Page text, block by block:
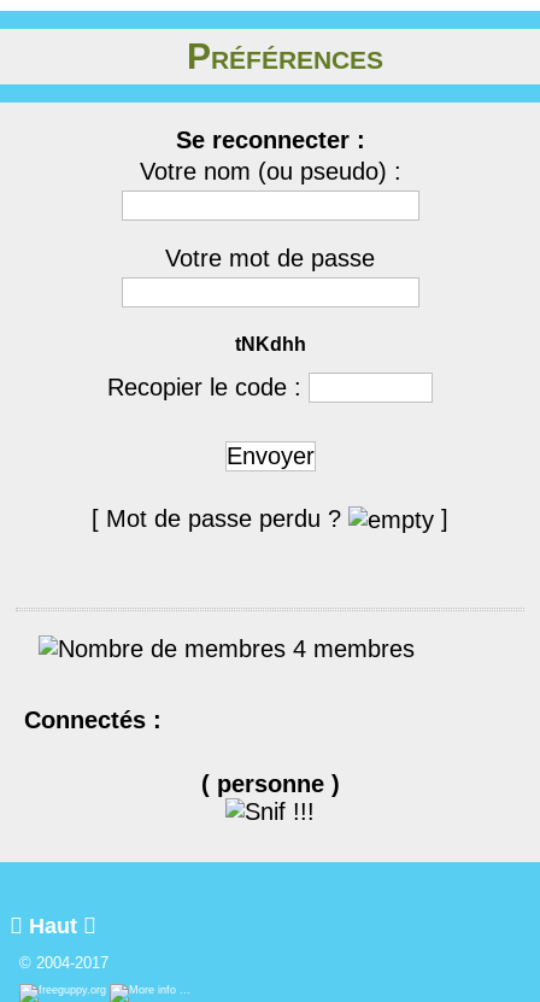
Préférences
Se reconnecter :
Votre nom (ou pseudo) :
Votre mot de passe
tNKdhh
Recopier le code :
Envoyer
[ Mot de passe perdu ? ]
4 membres
Connectés :
( personne )
 Haut 
© 2004-2017